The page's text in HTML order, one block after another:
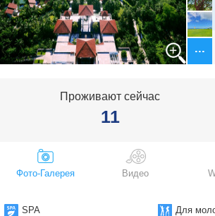
Китай.Гарантированная группа (прилёт в
Шанхай)
Экскурсионные сборные туры в
Китай.Гарантированная группа (прилёт в
Шанхай/вылет из Пекина)
о.Хайнань. Бухта Дадунхай
о.Хайнань. Бухта Сяодунхай
о.Хайнань. Бухта Туфу
о.Хайнань. Бухта Яжоу
о.Хайнань. Бухта Ялонг
о.Хайнань.г.Ваньнин
о.Хайнань.г.Ваньнин. Полуостров Шэньчжоу
Проживают сейчас
11
Фото-Галерея Видео
SPA Для